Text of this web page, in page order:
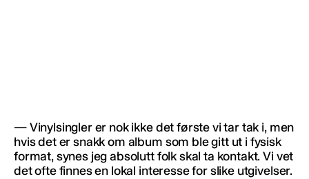
— Vinylsingler er nok ikke det første vi tar tak i, men
hvis det er snakk om album som ble gitt ut i fysisk
format, synes jeg absolutt folk skal ta kontakt. Vi vet
det ofte finnes en lokal interesse for slike utgivelser.